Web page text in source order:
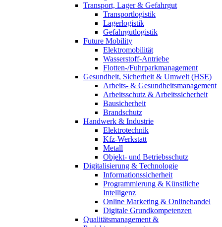
Transport, Lager & Gefahrgut
Transportlogistik
Lagerlogistik
Gefahrgutlogistik
Future Mobility
Elektromobilität
Wasserstoff-Antriebe
Flotten-/Fuhrparkmanagement
Gesundheit, Sicherheit & Umwelt (HSE)
Arbeits- & Gesundheitsmanagement
Arbeitsschutz & Arbeitssicherheit
Bausicherheit
Brandschutz
Handwerk & Industrie
Elektrotechnik
Kfz-Werkstatt
Metall
Objekt- und Betriebsschutz
Digitalisierung & Technologie
Informationssicherheit
Programmierung & Künstliche
Intelligenz
Online Marketing & Onlinehandel
Digitale Grundkompetenzen
Qualitätsmanagement &